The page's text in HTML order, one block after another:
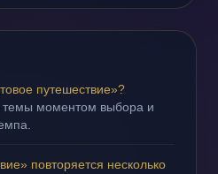
путешествие»?
моментом выбора и
повторяется несколько